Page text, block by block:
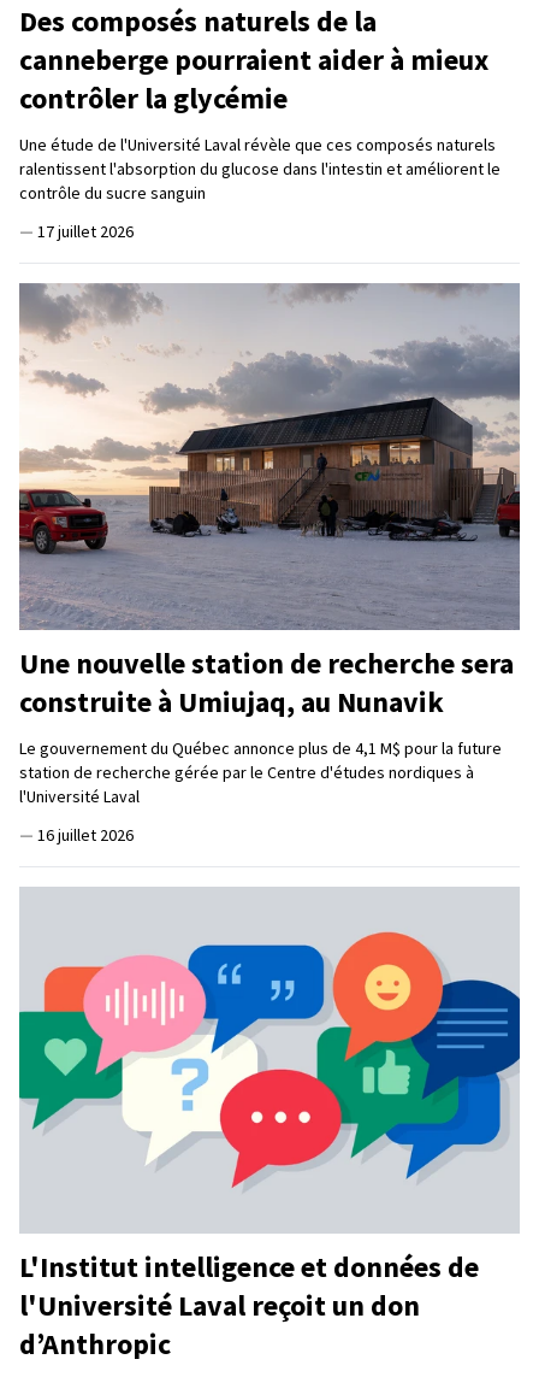
Des composés naturels de la
canneberge pourraient aider à mieux
contrôler la glycémie
Une étude de l'Université Laval révèle que ces composés naturels
ralentissent l'absorption du glucose dans l'intestin et améliorent le
contrôle du sucre sanguin
— 17 juillet 2026
Une nouvelle station de recherche sera
construite à Umiujaq, au Nunavik
Le gouvernement du Québec annonce plus de 4,1 M$ pour la future
station de recherche gérée par le Centre d'études nordiques à
l'Université Laval
— 16 juillet 2026
L'Institut intelligence et données de
l'Université Laval reçoit un don
d’Anthropic